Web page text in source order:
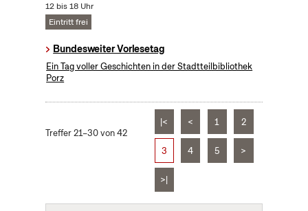
12 bis 18 Uhr
Eintritt frei
Bundesweiter Vorlesetag
Ein Tag voller Geschichten in der Stadtteilbibliothek
Porz
Treffer 21–30 von 42
|< < 1 2
3 4 5 >
>|